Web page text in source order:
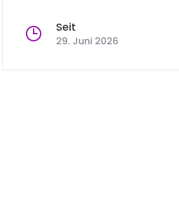
Seit
29. Juni 2026